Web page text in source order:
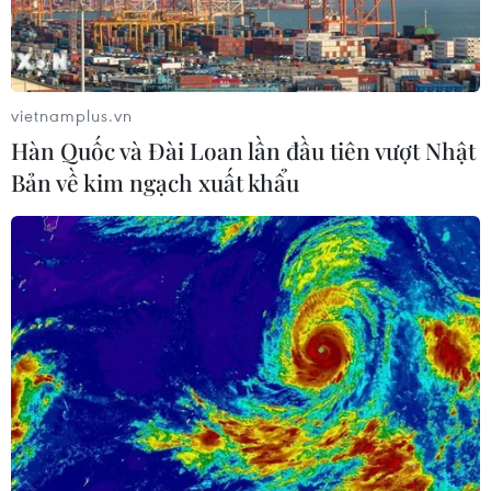
Kiều bào thích thú với nghệ thuật nặn tò he truyền thống. (Ảnh:
Tăng trưởng GRDP của thành phố đạt 5,81%; thu
ngân sách đạt gần 450.000 tỷ đồng, đóng góp
26% tổng thu ngân sách quốc gia; vốn FDI đạt
5,9 tỷ USD (tăng gần 50%); kiều hối đạt hơn 9,5
tỷ USD… Trong kết quả chung đó, có sự đóng
góp rất lớn của nhân dân thành phố trong cả
nước và bà con Kiều bào ở nước ngoài.
Chủ tịch Ủy ban Nhân dân Thành phố Hồ Chí
Minh Phan Văn Mãi chia sẻ thành phố xác định
năm 2024 vẫn tiếp tục đối mặt với nhiều khó
khăn, nhưng cũng có nhiều cơ hội để phát triển,
vietnamplus.vn
Hàn Quốc và Đài Loan lần đầu tiên vượt Nhật
Bản về kim ngạch xuất khẩu